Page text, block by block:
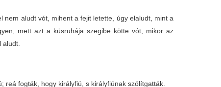
nem aludt vót, mihent a fejit letette, úgy elaludt, mint a
mett azt a küsruhája szegibe kötte vót, mikor az
fogták, hogy királyfiú, s királyfiúnak szólítgatták.